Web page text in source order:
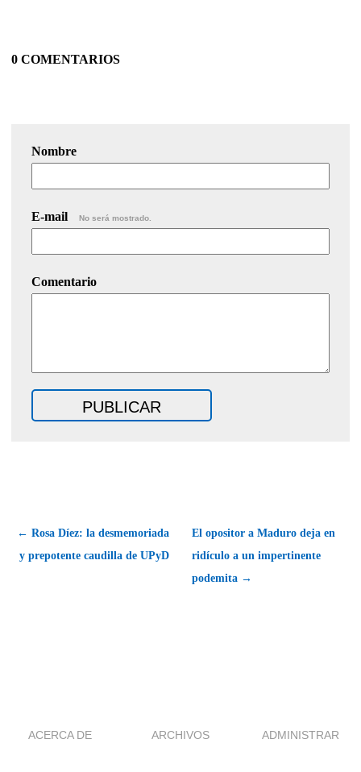
0 COMENTARIOS
Nombre
E-mail No será mostrado.
Comentario
← Rosa Díez: la desmemoriada
y prepotente caudilla de UPyD
El opositor a Maduro deja en
ridículo a un impertinente
podemita →
ACERCA DE ARCHIVOS ADMINISTRAR